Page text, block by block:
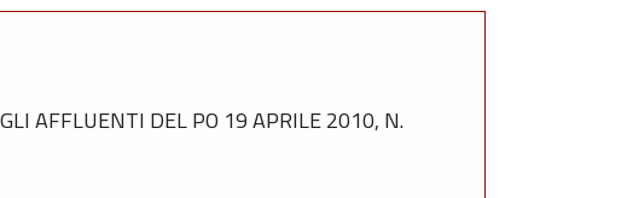
AFFLUENTI DEL PO 19 APRILE 2010, N.